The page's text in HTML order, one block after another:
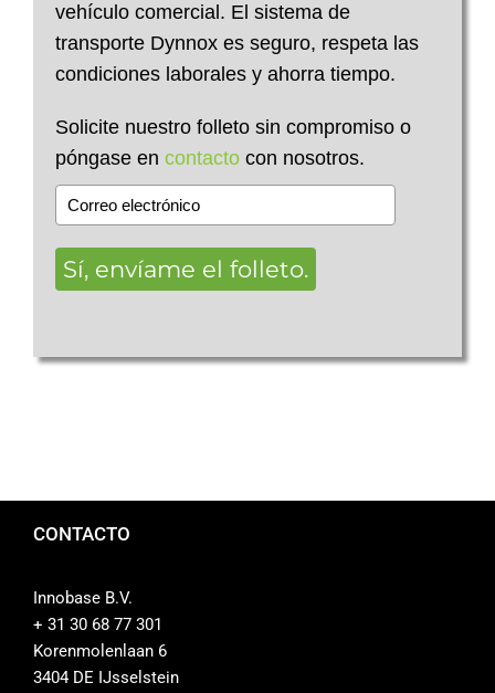
vehículo comercial. El sistema de
transporte Dynnox es seguro, respeta las
condiciones laborales y ahorra tiempo.
Solicite nuestro folleto sin compromiso o
póngase en contactocon nosotros.
Sí, envíame el folleto.
CONTACTO
Innobase B.V.
+ 31 30 68 77 301
Korenmolenlaan 6
3404 DE IJsselstein